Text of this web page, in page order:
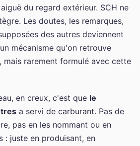
du regard extérieur. SCH ne
Les doutes, les remarques,
des autres deviennent
mécanisme qu'on retrouve
mais rarement formulé avec cette
en creux, c'est que le
a servi de carburant. Pas de
pas en les nommant ou en
: juste en produisant, en